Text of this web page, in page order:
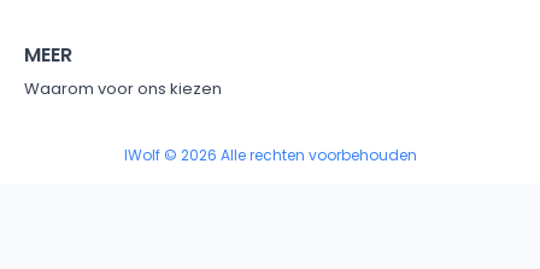
MEER
Waarom voor ons kiezen
IWolf © 2026 Alle rechten voorbehouden